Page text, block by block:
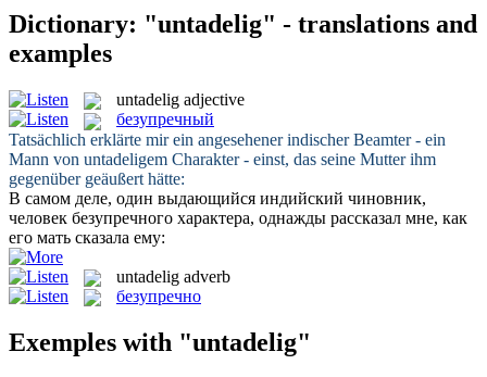
Dictionary: "untadelig" - translations and
examples
untadelig adjective
безупречный
Tatsächlich erklärte mir ein angesehener indischer Beamter - ein
Mann von untadeligem Charakter - einst, das seine Mutter ihm
gegenüber geäußert hätte:
В самом деле, один выдающийся индийский чиновник,
человек безупречного характера, однажды рассказал мне, как
его мать сказала ему:
untadelig adverb
безупречно
Exemples with "untadelig"